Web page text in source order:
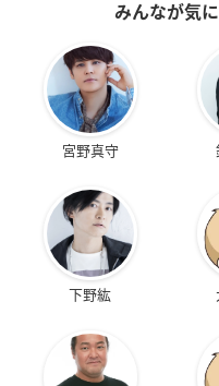
みんなが気
宮野真守
下野紘